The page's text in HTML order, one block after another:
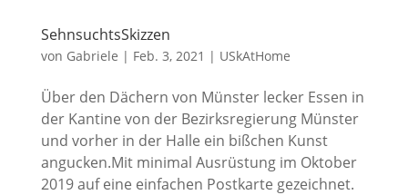
SehnsuchtsSkizzen
von Gabriele | Feb. 3, 2021 | USkAtHome
Über den Dächern von Münster lecker Essen in
der Kantine von der Bezirksregierung Münster
und vorher in der Halle ein bißchen Kunst
angucken.Mit minimal Ausrüstung im Oktober
2019 auf eine einfachen Postkarte gezeichnet.